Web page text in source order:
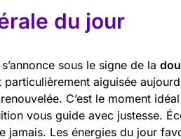
du jour
sous le signe de la
aiguisée
C’est le moment
vous guide avec justesse.
jamais. Les énergies du jour